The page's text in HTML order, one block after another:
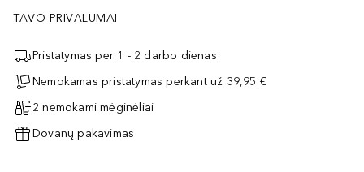
TAVO PRIVALUMAI
Pristatymas per 1 - 2 darbo dienas
Nemokamas pristatymas perkant už 39,95 €
2 nemokami mėginėliai
Dovanų pakavimas